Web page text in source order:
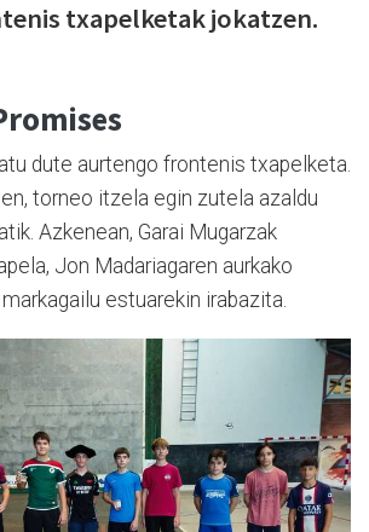
txapelketak jokatzen.
dute aurtengo frontenis txapelketa.
torneo itzela egin zutela azaldu
Azkenean, Garai Mugarzak
Jon Madariagaren aurkako
estuarekin irabazita.